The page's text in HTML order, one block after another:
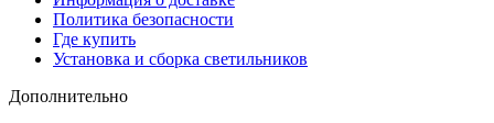
Политика безопасности
Где купить
Установка и сборка светильников
Дополнительно